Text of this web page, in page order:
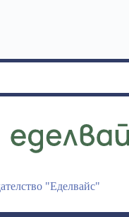
"Еделвайс"